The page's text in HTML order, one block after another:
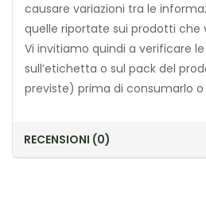
causare variazioni tra le
quelle riportate sui prodotti che
Vi invitiamo quindi a verificare
sull’etichetta o sul pack del
previste) prima di consumarlo o
RECENSIONI (0)